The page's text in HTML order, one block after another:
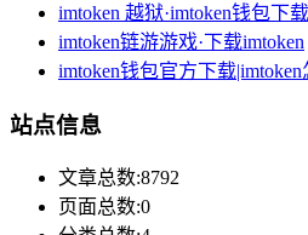
imtoken 越狱·imtoken钱包下
imtoken链游游戏·下载imtoken
imtoken钱包官方下载
站点信息
文章总数:8792
页面总数:0